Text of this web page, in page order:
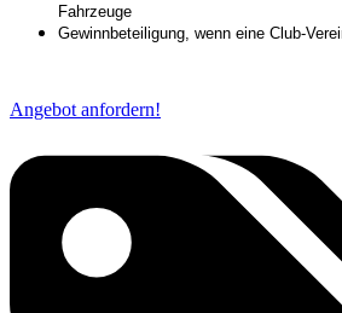
Fahrzeuge
Gewinnbeteiligung, wenn eine Club-
Angebot anfordern!